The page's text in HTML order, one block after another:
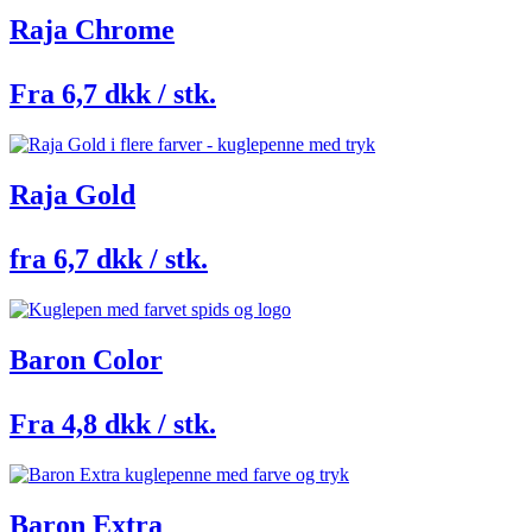
Raja Chrome
Fra 6,7 dkk / stk.
Raja Gold
fra 6,7 dkk / stk.
Baron Color
Fra 4,8 dkk / stk.
Baron Extra